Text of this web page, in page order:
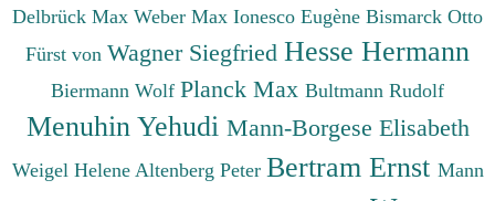
Delbrück Max Weber Max Ionesco Eugène Bismarck Otto
Fürst von Wagner Siegfried Hesse Hermann
Biermann Wolf Planck Max Bultmann Rudolf
Menuhin Yehudi Mann-Borgese Elisabeth
Weigel Helene Altenberg Peter Bertram Ernst Mann